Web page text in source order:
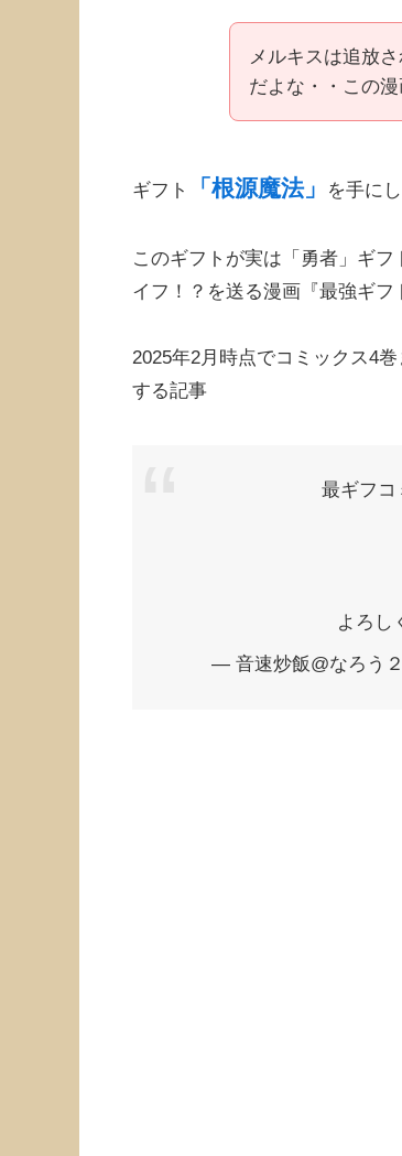
メルキスは追放
だよな・・この
ギフト 「根源魔法」 を手に
このギフトが実は「勇者」ギ
イフ！？を送る漫画『最強ギフ
2025年2月時点でコミックス4
する記事
最ギフコ
よろし
— 音速炒飯@なろう